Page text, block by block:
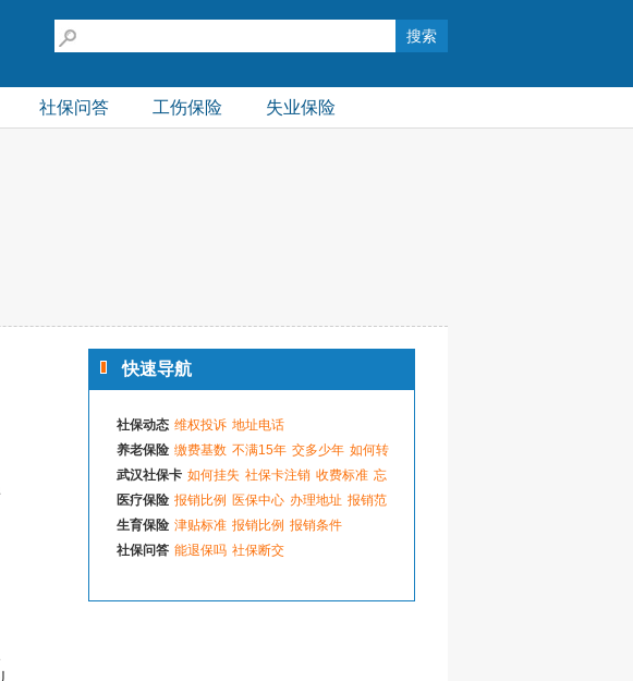
社保问答 工伤保险 失业保险
快速导航
社保动态 维权投诉 地址电话
养老保险 缴费基数 不满15年 交多少年 如何转
移 个体户基数 缴费比例
武汉社保卡 如何挂失 社保卡注销 收费标准 忘
记密码 如何补办
医疗保险 报销比例 医保中心 办理地址 报销范
围 缴费比例 查询办法
生育保险 津贴标准 报销比例 报销条件
社保问答 能退保吗 社保断交